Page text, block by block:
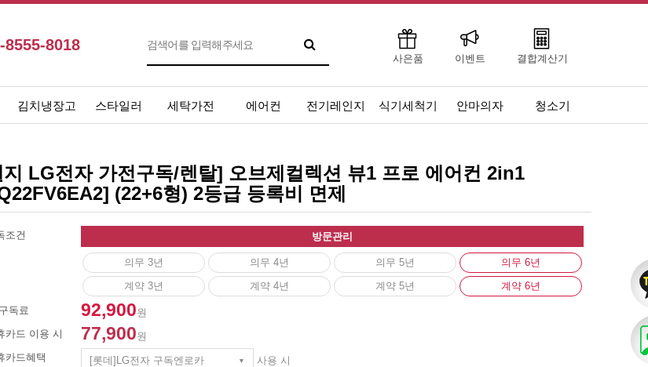
8555-8018
사은품 이벤트 결합계산기
김치냉장고 스타일러 세탁가전 에어컨 전기레인지 식기세척기 안마의자 청소기
LG전자 가전구독/렌탈] 오브제컬렉션 뷰1 프로 에어컨 2in1
(22+6형) 2등급 등록비 면제
조건 방문관리
의무 3년
계약 3년
의무 4년
계약 4년
의무 5년
계약 5년
의무 6년
계약 6년
독료 92,900원
카드 이용 시
77,900원
카드혜택
[롯데]LG전자 구독엔로카 사용 시